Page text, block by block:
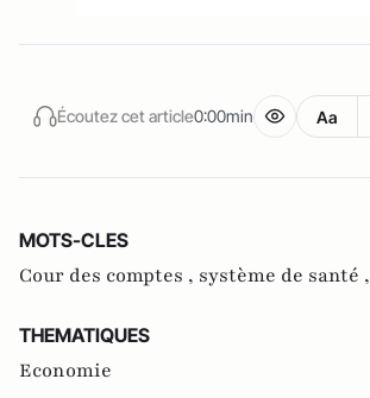
Écoutez cet article0:00min Aa
MOTS-CLES
Cour des comptes , système de santé ,
THEMATIQUES
Economie